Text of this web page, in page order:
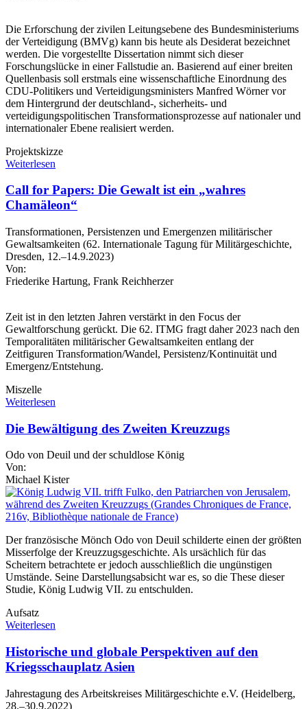
Die Erforschung der zivilen Leitungsebene des Bundesministeriums
der Verteidigung (BMVg) kann bis heute als Desiderat bezeichnet
werden. Die vorgestellte Dissertation nimmt sich dieser
Forschungslücke in einer Fallstudie an. Basierend auf einer breiten
Quellenbasis soll erstmals eine wissenschaftliche Einordnung des
CDU-Politikers und Verteidigungsministers Manfred Wörner vor
dem Hintergrund der deutschland-, sicherheits- und
verteidigungspolitischen Transformationsprozesse auf nationaler und
internationaler Ebene realisiert werden.
Projektskizze
Weiterlesen
Call for Papers: Die Gewalt ist ein „wahres
Chamäleon“
Transformationen, Persistenzen und Emergenzen militärischer
Gewaltsamkeiten (62. Internationale Tagung für Militärgeschichte,
Dresden, 12.–14.9.2023)
Von:
Friederike Hartung, Frank Reichherzer
Zeit ist in den letzten Jahren verstärkt in den Focus der
Gewaltforschung gerückt. Die 62. ITMG fragt daher 2023 nach den
Temporalitäten militärischer Gewaltsamkeiten entlang der
Zeitfiguren Transformation/Wandel, Persistenz/Kontinuität und
Emergenz/Entstehung.
Miszelle
Weiterlesen
Die Bewältigung des Zweiten Kreuzzugs
Odo von Deuil und der schuldlose König
Von:
Michael Kister
Der französische Mönch Odo von Deuil schilderte einen der größten
Misserfolge der Kreuzzugsgeschichte. Als ursächlich für das
Scheitern betrachtete er jedoch ausschließlich die ungünstigen
Umstände. Seine Darstellungsabsicht war es, so die These dieser
Studie, König Ludwig VII. zu entschulden.
Aufsatz
Weiterlesen
Historische und globale Perspektiven auf den
Kriegsschauplatz Asien
Jahrestagung des Arbeitskreises Militärgeschichte e.V. (Heidelberg,
28.–30.9.2022)